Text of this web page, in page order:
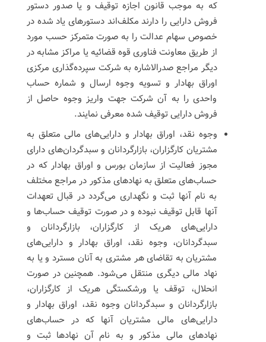
که به موجب قانون اجازه توقیف و یا صدور دستور
فروش دارایی را دارند مکلف‌اند دستورهای یاد شده در
خصوص سهام عدالت را به صورت متمرکز حسب مورد
از طریق معاونت فناوری قوه قضائیه یا مراکز مشابه در
دیگر مراجع صدرالاشاره به شرکت سپرده‌گذاری مرکزی
اوراق بهادار و تسویه وجوه ارسال و شماره حساب
واحدی را به آن شرکت جهت واریز وجوه حاصل از
فروش دارایی توقیف شده معرفی نمایند.
وجوه نقد، اوراق بهادار و دارایی‌های مالی متعلق به
مشتریان کارگزاران، بازارگردانان و سبدگردان‌های دارای
مجوز فعالیت از سازمان بورس و اوراق بهادار که در
حساب‌های متعلق به نهادهای مذکور در مراجع مختلف
به نام آنها ثبت و نگهداری می‌گردد در قبال تعهدات
آنها قابل توقیف نبوده و در صورت توقیف حساب‌ها و
دارایی‌های هریک از کارگزاران، بازارگردانان و
سبدگردانان، وجوه نقد، اوراق بهادار و دارایی‌های
مشتریان به تقاضای هر مشتری به آنان مسترد و یا به
نهاد مالی دیگری منتقل می‌شود. همچنین در صورت
انحلال، توقف یا ورشکستگی هریک از کارگزاران،
بازارگردانان و سبدگردانان وجوه نقد، اوراق بهادار و
دارایی‌های مالی مشتریان آنها که در حساب‌های
نهادهای مالی مذکور و به نام آن نهادها ثبت و